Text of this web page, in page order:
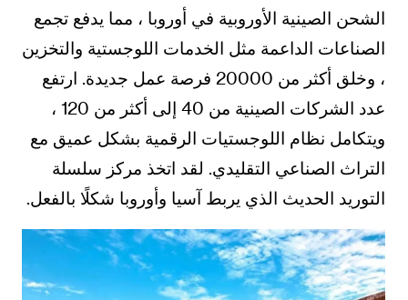
الشحن الصينية الأوروبية في أوروبا ، مما يدفع تجمع
الصناعات الداعمة مثل الخدمات اللوجستية والتخزين
، وخلق أكثر من 20000 فرصة عمل جديدة. ارتفع
عدد الشركات الصينية من 40 إلى أكثر من 120 ،
ويتكامل نظام اللوجستيات الرقمية بشكل عميق مع
التراث الصناعي التقليدي. لقد اتخذ مركز سلسلة
التوريد الحديث الذي يربط آسيا وأوروبا شكلًا بالفعل.